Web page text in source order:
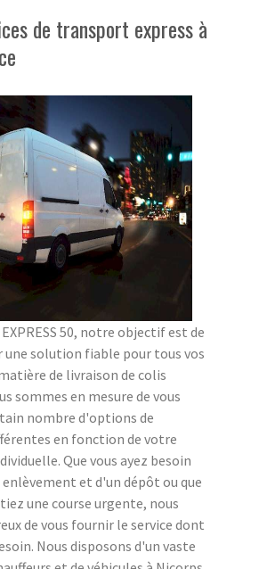
de transport express à
EXPRESS 50, notre objectif est de
une solution fiable pour tous vos
de livraison de colis
sommes en mesure de vous
nombre d'options de
en fonction de votre
Que vous ayez besoin
et d'un dépôt ou que
une course urgente, nous
de vous fournir le service dont
Nous disposons d'un vaste